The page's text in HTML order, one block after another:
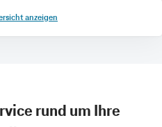
anzeigen